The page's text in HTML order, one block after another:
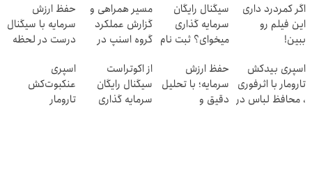
اگر کمردرد داری
این فیلم رو
ببین!
پر کن◖
سیگنال رایگان
سرمایه گذاری
میخوای؟ ثبت نام
مسیر همراهی و
گزارش عملکرد
گروه اسنپ در
حفظ ارزش
سرمایه با سیگنال
درست در لحظه
اسپری بیدکش
تارومار با اثرفوری
، محافظ لباس در
حفظ ارزش
سرمایه؛ با تحلیل
دقیق و
از اکوتراست
سیگنال رایگان
سرمایه گذاری
اسپری
عنکبوت‌‌کش
تارومار